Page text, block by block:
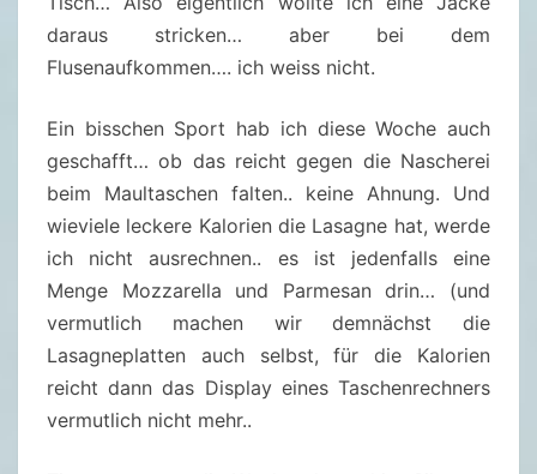
(
1
9
)
daraus stricken… aber bei dem
Flusenaufkommen…. ich weiss nicht.
Ein bisschen Sport hab ich diese Woche auch
geschafft… ob das reicht gegen die Nascherei
beim Maultaschen falten.. keine Ahnung. Und
wieviele leckere Kalorien die Lasagne hat, werde
ich nicht ausrechnen.. es ist jedenfalls eine
Menge Mozzarella und Parmesan drin… (und
vermutlich machen wir demnächst die
Lasagneplatten auch selbst, für die Kalorien
reicht dann das Display eines Taschenrechners
vermutlich nicht mehr..